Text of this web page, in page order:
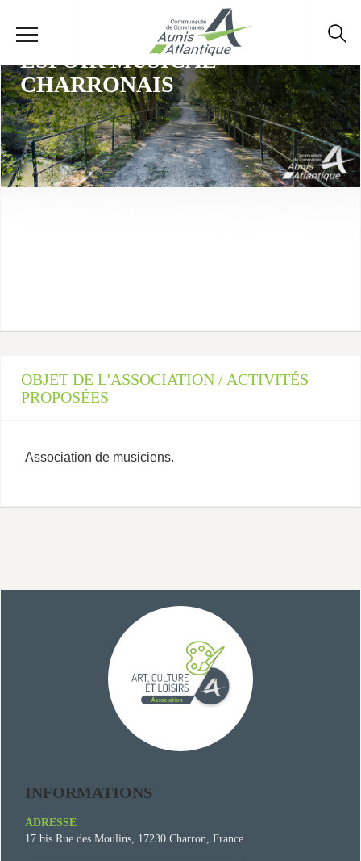
ESPOIR MUSICAL
CHARRONAIS
OBJET DE L'ASSOCIATION / ACTIVITÉS
PROPOSÉES
Association de musiciens.
INFORMATIONS
ADRESSE
17 bis Rue des Moulins, 17230 Charron, France